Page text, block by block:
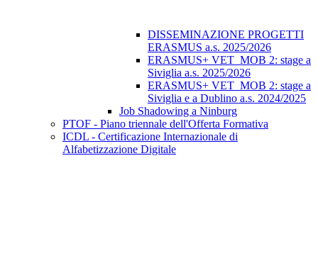
DISSEMINAZIONE PROGETTI
ERASMUS a.s. 2025/2026
ERASMUS+ VET_MOB 2: stage a
Siviglia a.s. 2025/2026
ERASMUS+ VET_MOB 2: stage a
Siviglia e a Dublino a.s. 2024/2025
Job Shadowing a Ninburg
PTOF - Piano triennale dell'Offerta Formativa
ICDL - Certificazione Internazionale di
Alfabetizzazione Digitale